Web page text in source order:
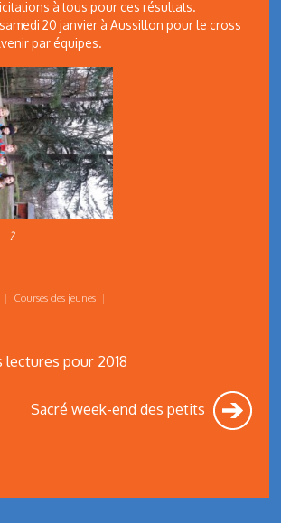
à tous pour ces résultats.
20 janvier à Aussillon pour le cross
par équipes.
?
| Courses des jeunes |
lectures pour 2018
Sacré week-end des petits